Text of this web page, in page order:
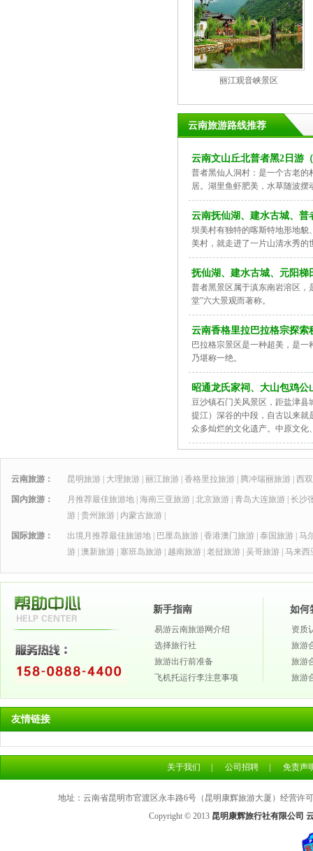
丽江观音峡景区
云南旅游路线推荐
云南文山丘北普者黑2日游
普者黑仙人洞村：是一个古老的
居。湖里鱼虾肥美，水草随波摆
云南抚仙湖、建水古城、普
坝美村有独特的喀斯特地形地貌
美村，就走进了一片山清水秀的
抚仙湖、建水古城、元阳梯
普者黑景区属于滇东南岩溶区，
堂”六大景观而著称。
云南香格里拉巴拉格宗探索
巴拉格宗景区是一种超美，是
乃堪称一绝。
昭通龙氏家祠、大山包鸡
豆沙镇石门关风景区，距盐津县
提江）深谷的中段，自古以来就
众多灿烂的文化遗产。中原文化
云南旅游： 昆明旅游 大理旅游 丽江旅游 香格里拉旅游 腾冲瑞丽旅游 西
国内旅游： 月推荐最佳旅游地 海南三亚旅游 北京旅游 青岛大连旅游 长沙
游 贵州旅游 内蒙古旅游
国际旅游： 出境月推荐最佳旅游地 巴厘岛旅游 香港澳门旅游 泰国旅游 马
游 澳新旅游 塞班岛旅游 越南旅游 老挝旅游 吴哥旅游 马来西
新手指南
易游云南旅游网介绍
选择旅行社
旅游出行前准备
飞机托运行李注意事项
如何
资质
旅游
旅游
旅游
友情链接
关于我们 公司招聘 免责声
地址：云南省昆明市官渡区永丰路6号（昆明康辉旅游大厦）经营许
Copyright © 2013 昆明康辉旅行社有限公司